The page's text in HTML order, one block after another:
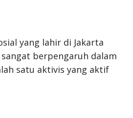
yang lahir di Jakarta
berpengaruh dalam
satu aktivis yang aktif